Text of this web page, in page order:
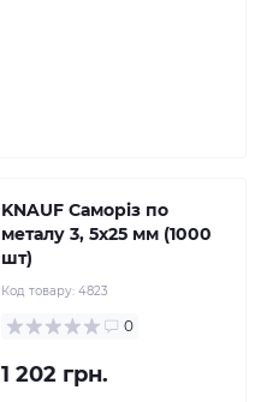
KNAUF Саморіз по
металу 3, 5x25 мм (1000
шт)
Код товару: 4823
0
1 202 грн.